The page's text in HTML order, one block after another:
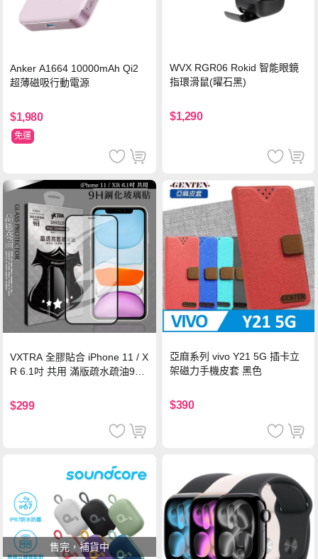
Anker A1664 10000mAh Qi2
超薄磁吸行動電源
$1,980
免運
WVX RGR06 Rokid 智能眼鏡
指環滑鼠(曜石黑)
$1,290
VXTRA 全膠貼合 iPhone 11 / X
R 6.1吋 共用 滿版疏水疏油9H
$299
亞麻系列 vivo Y21 5G 插卡立
架磁力手機皮套 黑色
$390
售完，補貨中